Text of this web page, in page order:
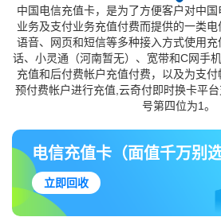
中国电信充值卡，是为了方便客户对中
业务及支付业务充值付费而提供的一类
语音、网页和短信等多种接入方式使用
话、小灵通（河南暂无）、宽带和C网手
充值和后付费帐户充值付费，以及为支
预付费帐户进行充值,云奇付即时换卡平
号第四位为1。
电信充值卡（面值千万别
立即回收